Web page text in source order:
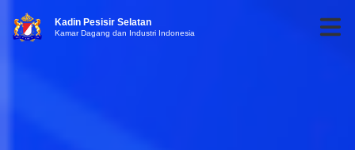
Kadin Pesisir Selatan
Kamar Dagang dan Industri Indonesia